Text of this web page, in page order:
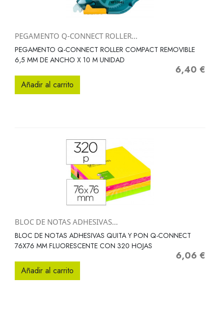
PEGAMENTO Q-CONNECT ROLLER...
PEGAMENTO Q-CONNECT ROLLER COMPACT REMOVIBLE
6,5 MM DE ANCHO X 10 M UNIDAD
Precio
6,40 €
Añadir al carrito
BLOC DE NOTAS ADHESIVAS...
BLOC DE NOTAS ADHESIVAS QUITA Y PON Q-CONNECT
76X76 MM FLUORESCENTE CON 320 HOJAS
Precio
6,06 €
Añadir al carrito